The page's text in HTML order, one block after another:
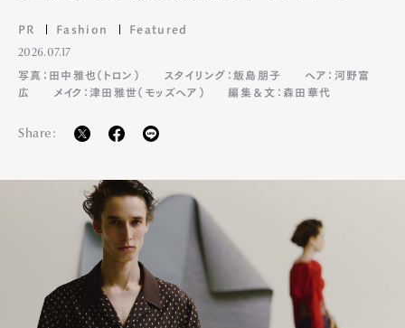
PR Fashion Featured
2026.07.17
写真：田中雅也（トロン）
スタイリング：飯島朋子
ヘア：河野富
広
メイク：津田雅世（モッズヘア） 編集＆文：森田華代
Share: